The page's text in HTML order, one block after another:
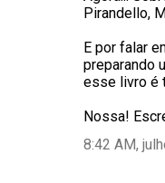
Pirandello,
E por falar
preparando
esse livro é
Nossa!
8:42 AM,